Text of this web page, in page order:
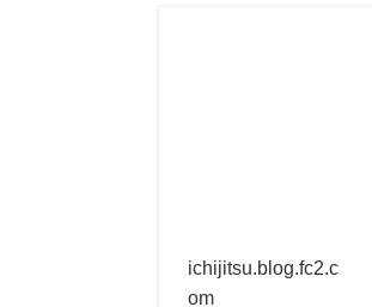
ichijitsu.blog.fc2.c
om